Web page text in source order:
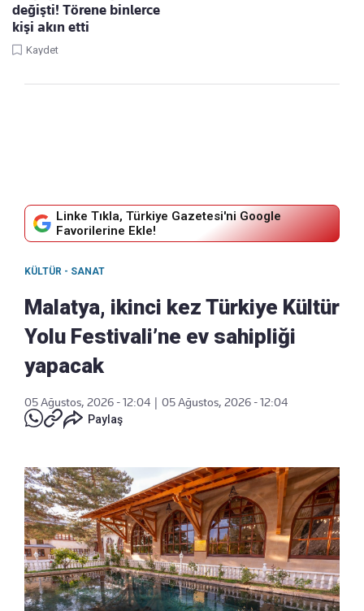
değişti! Törene binlerce
kişi akın etti
Kaydet
Linke Tıkla, Türkiye Gazetesi'ni Google
Favorilerine Ekle!
KÜLTÜR - SANAT
Malatya, ikinci kez Türkiye Kültür
Yolu Festivali’ne ev sahipliği
yapacak
05 Ağustos, 2026 - 12:04 | 05 Ağustos, 2026 - 12:04
Paylaş